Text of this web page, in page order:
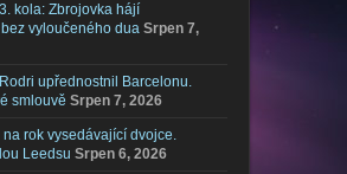
kola: Zbrojovka hájí
vyloučeného dua Srpen 7,
upřednostnil Barcelonu.
smlouvě Srpen 7, 2026
rok vysedávající dvojce.
Leedsu Srpen 6, 2026